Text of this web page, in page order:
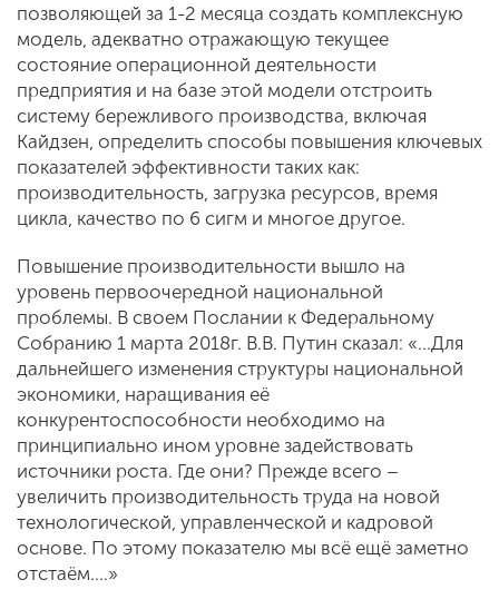
позволяющей за 1-2 месяца создать комплексную
модель, адекватно отражающую текущее
состояние операционной деятельности
предприятия и на базе этой модели отстроить
систему бережливого производства, включая
Кайдзен, определить способы повышения ключевых
показателей эффективности таких как:
производительность, загрузка ресурсов, время
цикла, качество по 6 сигм и многое другое.
Повышение производительности вышло на
уровень первоочередной национальной
проблемы. В своем Послании к Федеральному
Собранию 1 марта 2018г. В.В. Путин сказал: «…Для
дальнейшего изменения структуры национальной
экономики, наращивания её
конкурентоспособности необходимо на
принципиально ином уровне задействовать
источники роста. Где они? Прежде всего –
увеличить производительность труда на новой
технологической, управленческой и кадровой
основе. По этому показателю мы всё ещё заметно
отстаём….»